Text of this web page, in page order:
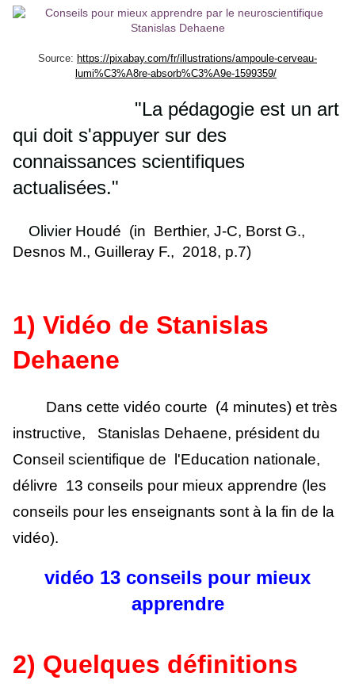
Source: https://pixabay.com/fr/illustrations/ampoule-cerveau-
lumi%C3%A8re-absorb%C3%A9e-1599359/
"La pédagogie est un art
qui doit s'appuyer sur des
connaissances scientifiques
actualisées."
Olivier Houdé (in Berthier, J-C, Borst G.,
Desnos M., Guilleray F., 2018, p.7)
1) Vidéo de Stanislas
Dehaene
Dans cette vidéo courte (4 minutes) et très
instructive, Stanislas Dehaene, président du
Conseil scientifique de l'Education nationale,
délivre 13 conseils pour mieux apprendre (les
conseils pour les enseignants sont à la fin de la
vidéo).
vidéo 13 conseils pour mieux
apprendre
2) Quelques définitions